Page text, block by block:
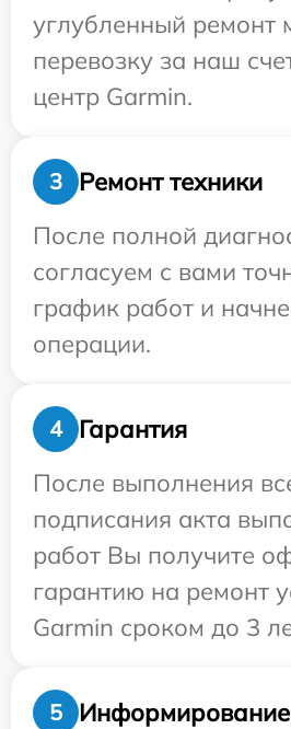
углубленный ремонт
перевозку за наш
центр Garmin.
3
Ремонт техники
После полной
согласуем с вами
график работ и
операции.
4
Гарантия
После выполнения
подписания акта
работ Вы получите
гарантию на ремонт
Garmin сроком до 3
5
Информирование